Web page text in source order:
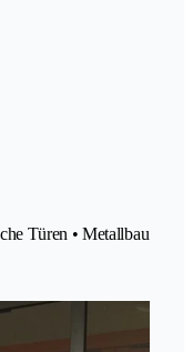
Türen • Metallbau